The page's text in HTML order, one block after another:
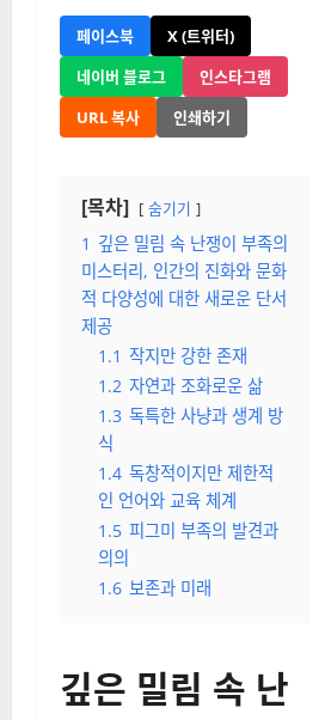
페이스북
X (트위터)
네이버 블로그
인스타그램
URL 복사
인쇄하기
[목차] 숨기기
1 깊은 밀림 속 난쟁이 부족의
미스터리, 인간의 진화와 문화
적 다양성에 대한 새로운 단서
제공
1.1 작지만 강한 존재
1.2 자연과 조화로운 삶
1.3 독특한 사냥과 생계 방
식
1.4 독창적이지만 제한적
인 언어와 교육 체계
1.5 피그미 부족의 발견과
의의
1.6 보존과 미래
깊은 밀림 속 난